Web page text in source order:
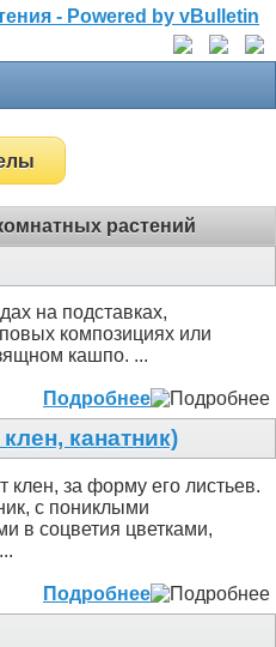
растений
на подставках,
композициях или
кашпо. ...
Подробнее
канатник)
за форму его листьев.
с пониклыми
в соцветия цветками,
Подробнее